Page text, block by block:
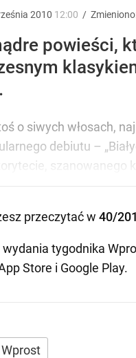
2010 12:00 /
powieści,
o siwych włosach,
debiutu –
szanowanego
przeczytać w 40/
tygodnika
Store i Google Play.